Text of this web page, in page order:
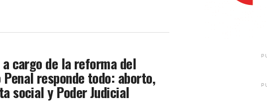
a cargo de la reforma del
Penal responde todo: aborto,
social y Poder Judicial